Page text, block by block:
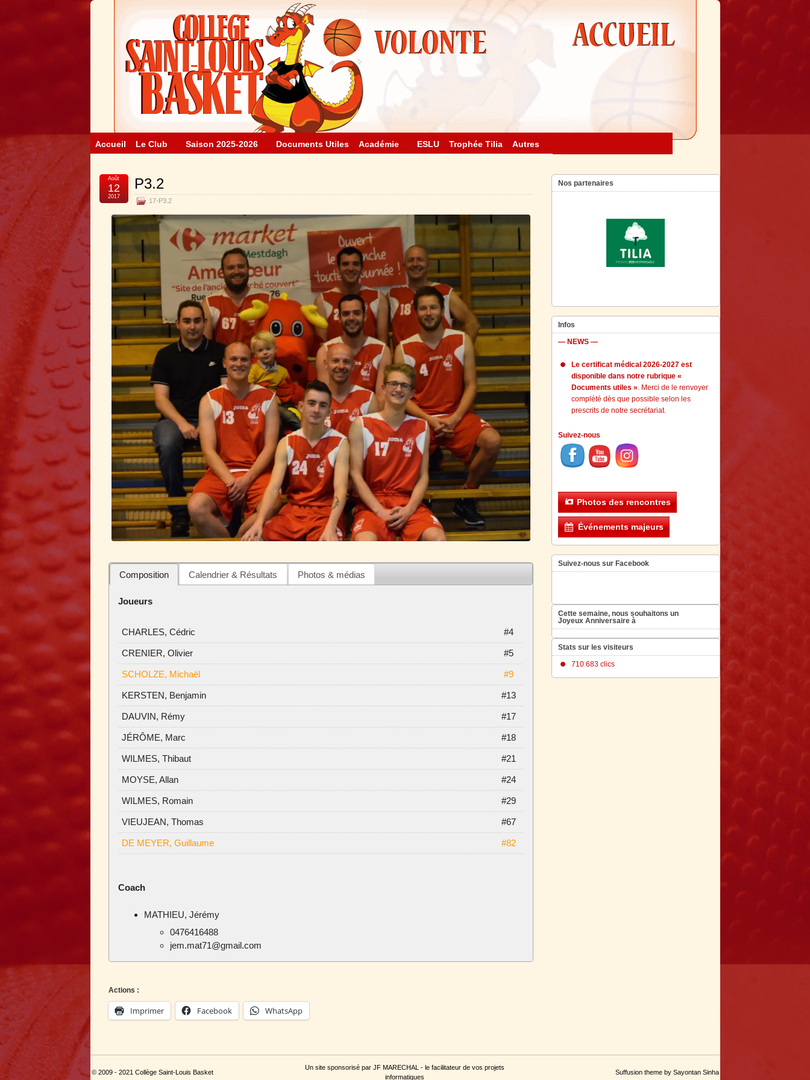
Accueil Le Club Saison 2025-2026 Documents Utiles Académie ESLU Trophée Tilia Autres
P3.2
17-P3.2
Août
12
2017
Composition Calendrier & Résultats Photos & médias
Joueurs
CHARLES, Cédric #4
CRENIER, Olivier #5
SCHOLZE, Michaël #9
KERSTEN, Benjamin #13
DAUVIN, Rémy #17
JÉRÔME, Marc #18
WILMES, Thibaut #21
MOYSE, Allan #24
WILMES, Romain #29
VIEUJEAN, Thomas #67
DE MEYER, Guillaume #82
Coach
MATHIEU, Jérémy
0476416488
jem.mat71@gmail.com
Actions :
Imprimer Facebook WhatsApp
Nos partenaires
Infos
— NEWS —
Le certificat médical 2026-2027 est
disponible dans notre rubrique «
Documents utiles ». Merci de le renvoyer
complété dès que possible selon les
prescrits de notre secrétariat.
Suivez-nous
Photos des rencontres
Événements majeurs
Suivez-nous sur Facebook
Cette semaine, nous souhaitons un
Joyeux Anniversaire à
Stats sur les visiteurs
710 683 clics
© 2009 - 2021 Collège Saint-Louis Basket
Un site sponsorisé par JF MARECHAL - le facilitateur de vos projets
informatiques
Suffusion theme by Sayontan Sinha